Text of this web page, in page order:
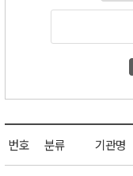
번호 분류 기관명